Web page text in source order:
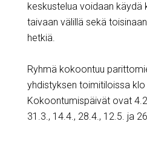
keskustelua voidaan käydä
taivaan välillä sekä
hetkiä.
Ryhmä kokoontuu
yhdistyksen toimitiloissa
Kokoontumispäivät ovat
31.3., 14.4., 28.4., 12.5. ja